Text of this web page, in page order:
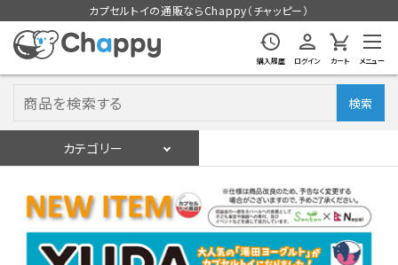
カプセルトイの通販ならChappy（チャッピー）
購入履歴 ログイン カート メニュー
検索
カテゴリー
ログイン 会員登録
入荷スケジュールをチェック